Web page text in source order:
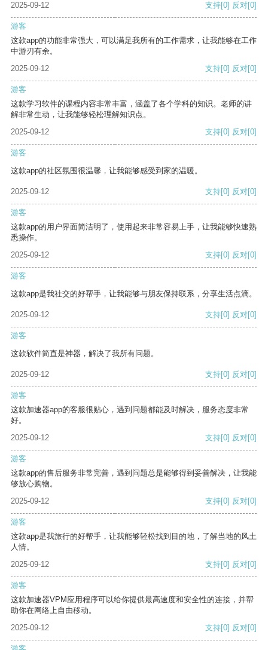
2025-09-12
支持[0] 反对[0]
游客
这款app的功能非常强大，可以满足我所有的工作需求，让我能够在工作
中游刃有余。
2025-09-12
支持[0] 反对[0]
游客
这款学习软件的课程内容非常丰富，涵盖了各个学科的知识。老师的讲
解非常生动，让我能够轻松理解知识点。
2025-09-12
支持[0] 反对[0]
游客
这款app的社区氛围很温馨，让我能够感受到家的温暖。
2025-09-12 支持[0] 反对[0]
游客
这款app的用户界面简洁明了，使用起来非常容易上手，让我能够快速熟
悉操作。
2025-09-12
支持[0] 反对[0]
游客
这款app是我社交的好帮手，让我能够与朋友保持联系，分享生活点滴。
2025-09-12 支持[0] 反对[0]
游客
这款软件简直是神器，解决了我所有问题。
2025-09-12 支持[0] 反对[0]
游客
这款加速器app的客服很贴心，遇到问题都能及时解决，服务态度非常
好。
2025-09-12
支持[0] 反对[0]
游客
这款app的售后服务非常完善，遇到问题总是能够得到妥善解决，让我能
够放心购物。
2025-09-12
支持[0] 反对[0]
游客
这款app是我旅行的好帮手，让我能够轻松找到目的地，了解当地的风土
人情。
2025-09-12
支持[0] 反对[0]
游客
这款加速器VPM应用程序可以给你提供最高速度和安全性的连接，并帮
助你在网络上自由移动。
2025-09-12
支持[0] 反对[0]